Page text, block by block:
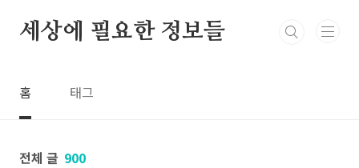
세상에 필요한 정보들
홈 태그
전체 글 900